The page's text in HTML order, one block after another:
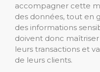
accompagner cette
des données, tout en
des informations
doivent donc
leurs transactions et
de leurs clients.